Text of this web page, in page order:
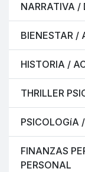
NARRATIVA /
BIENESTAR /
HISTORIA /
THRILLER
PSICOLOGíA
FINANZAS
PERSONAL